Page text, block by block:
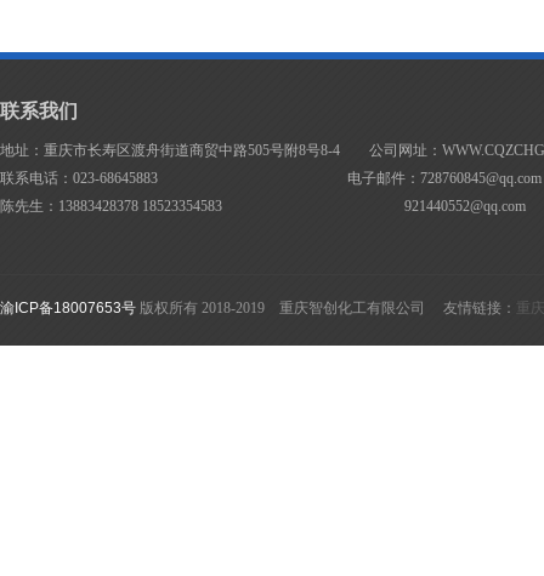
联系我们
地址：重庆市长寿区渡舟街道商贸中路505号附8号8-4 公司网址：
联系电话：023-68645883 电子邮件：728760845@qq.com
陈先生：13883428378 18523354583 921440552@qq.com
渝ICP备18007653号 版权所有 2018-2019 重庆智创化工有限公司 友情链接： 重